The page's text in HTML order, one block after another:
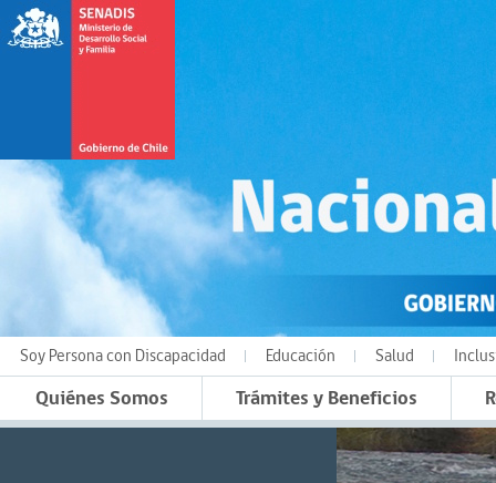
Soy Persona con Discapacidad Educación Salud
Quiénes Somos Trámites y Beneficios